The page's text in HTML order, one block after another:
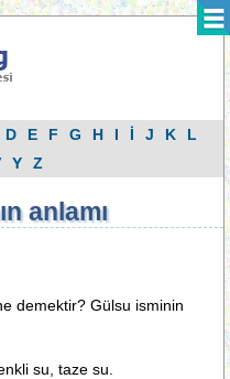
D E F G H I İ J K
L
Y Z
anlamı
demektir? Gülsu isminin
su, taze su.